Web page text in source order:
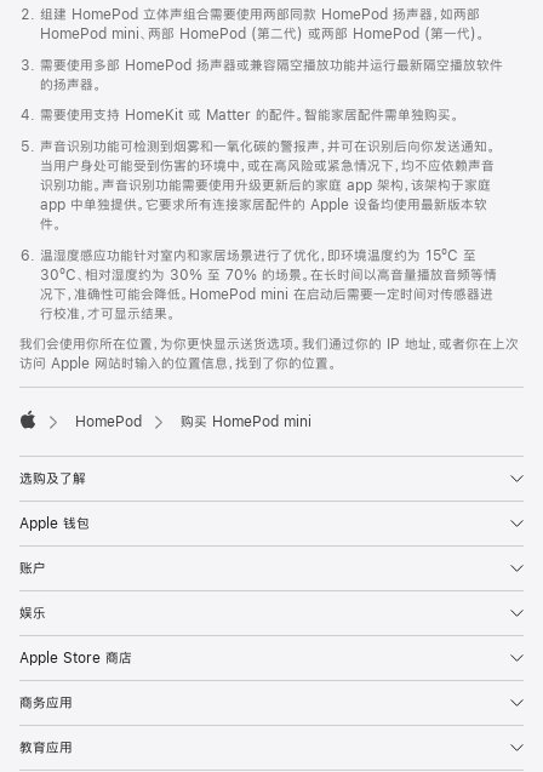
打
开)
组建 HomePod 立体声组合需要使用两部同款 HomePod 扬声器，如两部
HomePod mini、两部 HomePod (第二代) 或两部 HomePod (第一代)。
需要使用多部 HomePod 扬声器或兼容隔空播放功能并运行最新隔空播放软件
的扬声器。
需要使用支持 HomeKit 或 Matter 的配件。智能家居配件需单独购买。
声音识别功能可检测到烟雾和一氧化碳的警报声，并可在识别后向你发送通知。
当用户身处可能受到伤害的环境中，或在高风险或紧急情况下，均不应依赖声音
识别功能。声音识别功能需要使用升级更新后的家庭 app 架构，该架构于家庭
app 中单独提供。它要求所有连接家居配件的 Apple 设备均使用最新版本软
件。
温湿度感应功能针对室内和家居场景进行了优化，即环境温度约为 15ºC 至
30ºC、相对湿度约为 30% 至 70% 的场景。在长时间以高音量播放音频等情
况下，准确性可能会降低。HomePod mini 在启动后需要一定时间对传感器进
行校准，才可显示结果。
我们会使用你所在位置，为你更快显示送货选项。我们通过你的 IP 地址，或者你在上次
访问 Apple 网站时输入的位置信息，找到了你的位置。
HomePod 购买 HomePod mini
选购及了解
Apple 钱包
账户
娱乐
Apple Store 商店
商务应用
教育应用